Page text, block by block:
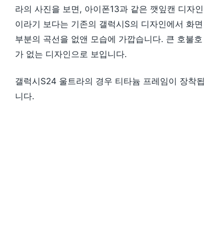
라의 사진을 보면, 아이폰13과 같은 깻잎캔 디자인
이라기 보다는 기존의 갤럭시S의 디자인에서 화면
부분의 곡선을 없앤 모습에 가깝습니다. 큰 호불호
가 없는 디자인으로 보입니다.
갤럭시S24 울트라의 경우 티타늄 프레임이 장착됩
니다.